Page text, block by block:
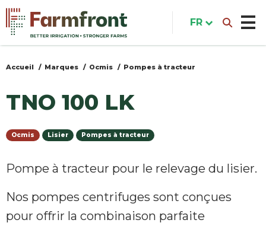
Aller
au
contenu
principal
Vous
Accueil Marques Ocmis Pompes à tracteur
TNO 100 LK
Ocmis Lisier Pompes à tracteur
Pompe à tracteur pour le relevage du lisier.
Nos pompes centrifuges sont conçues
pour offrir la combinaison parfaite
FR